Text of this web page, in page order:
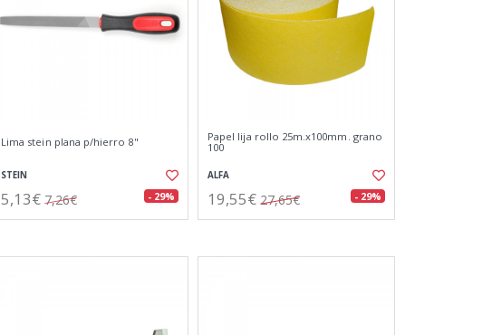
Lima stein plana p/hierro 8"
STEIN
5,13€ 7,26€ - 29%
Papel lija rollo 25m.x100mm. grano
100
ALFA
19,55€ 27,65€ - 29%